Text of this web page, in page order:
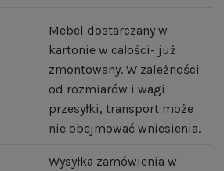
Mebel dostarczany w
kartonie w całości- już
zmontowany. W zależności
od rozmiarów i wagi
przesyłki, transport może
nie obejmować wniesienia.
Wysyłka zamówienia w